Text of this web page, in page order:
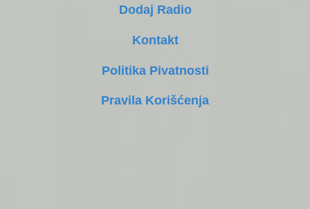
Dodaj Radio
Kontakt
Politika Pivatnosti
Pravila Korišćenja